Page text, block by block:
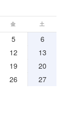
金 土
5
6
12
13
19
20
26
27